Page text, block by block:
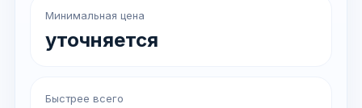
Минимальная цена
уточняется
Быстрее всего